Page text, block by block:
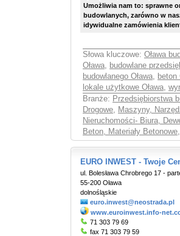
Umożliwia nam to: sprawne
budowlanych, zarówno w
idywidualne zamówienia
Słowa kluczowe: Oława
Oława, budowlane
budowlanego Oława, beton
lokale użytkowe Oława,
Branże: Przedsiębiorstwa
Drogowe, Maszyny,
Nieruchomości- Biura,
Beton, Materiały Betonowe,
EURO INWEST - Twoje
ul. Bolesława Chrobrego 17 -
55-200 Oława
dolnośląskie
euro.inwest@neostrada.pl
www.euroinwest.info-
71 303 79 69
fax 71 303 79 59